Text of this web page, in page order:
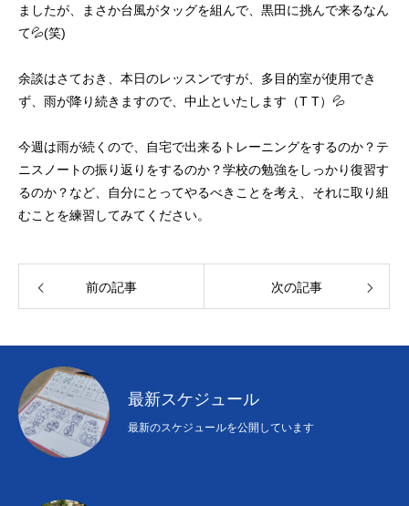
お問い合わせ
会員専用ページ
初めての方 システム・クラス・料金 ブログ アクセス
ましたが、まさか台風がタッグを組んで、黒田に挑んで来るなん
て💦(笑)
余談はさておき、本日のレッスンですが、多目的室が使用でき
ず、雨が降り続きますので、中止といたします（T T）💦
今週は雨が続くので、自宅で出来るトレーニングをするのか？テ
ニスノートの振り返りをするのか？学校の勉強をしっかり復習す
るのか？など、自分にとってやるべきことを考え、それに取り組
むことを練習してみてください。
前の記事 次の記事
最新スケジュール
最新のスケジュールを公開しています